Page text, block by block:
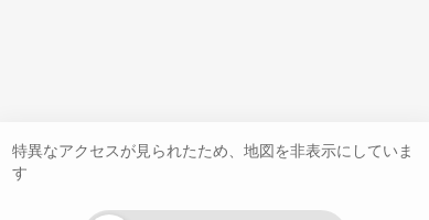
特異なアクセスが見られたため、地図を非表示にしていま
す